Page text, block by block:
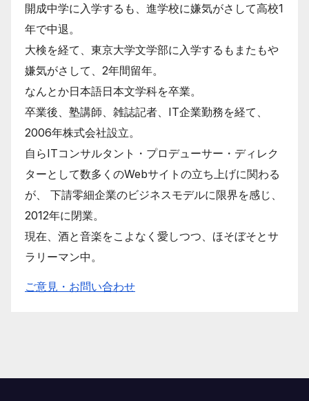
開成中学に入学するも、進学校に嫌気がさして高校1
年で中退。
大検を経て、東京大学文学部に入学するもまたもや
嫌気がさして、2年間留年。
なんとか日本語日本文学科を卒業。
卒業後、塾講師、雑誌記者、IT企業勤務を経て、
2006年株式会社設立。
自らITコンサルタント・プロデューサー・ディレク
ターとして数多くのWebサイトの立ち上げに関わる
が、 下請零細企業のビジネスモデルに限界を感じ、
2012年に閉業。
現在、酒と音楽をこよなく愛しつつ、ほそぼそとサ
ラリーマン中。
ご意見・お問い合わせ